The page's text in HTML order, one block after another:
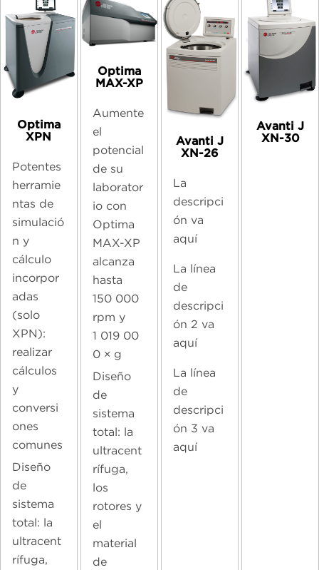
Optima
XPN
Potentes
herramie
ntas de
simulació
n y
cálculo
incorpor
adas
(solo
XPN):
realizar
cálculos
y
conversi
ones
comunes
Diseño
de
sistema
total: la
ultracent
rífuga,
Optima
MAX-XP
Aumente
el
potencial
de su
laborator
io con
Optima
MAX-XP
alcanza
hasta
150 000
rpm y
1 019 00
0 × g
Diseño
de
sistema
total: la
ultracent
rífuga,
los
rotores y
el
material
de
Avanti J
XN-26
La
descripci
ón va
aquí
La línea
de
descripci
ón 2 va
aquí
La línea
de
descripci
ón 3 va
aquí
Avanti J
XN-30